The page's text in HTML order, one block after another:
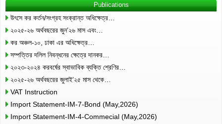
Publications
উৎসে কর কর্তন/সংগ্রহ সংক্রান্ত অধিক্ষেত্র…
২০২৫-২৬ অর্থবছরের জুন’২৬ মাস এবং…
কর অঞ্চল-১০, ঢাকা এর অধিক্ষেত্র…
সম্পত্তির দলিল নিবন্ধনের ক্ষেত্রে দানকর…
২০২৩-২০২৪ করবর্ষের স্বাভাবিক ব্যক্তি শ্রেণির…
২০২৫-২৬ অর্থবছরের জুলাই’২৫ মাস থেকে…
VAT Instruction
Import Statement-IM-7-Bond (May,2026)
Import Statement-IM-4-Commecial (May,2026)